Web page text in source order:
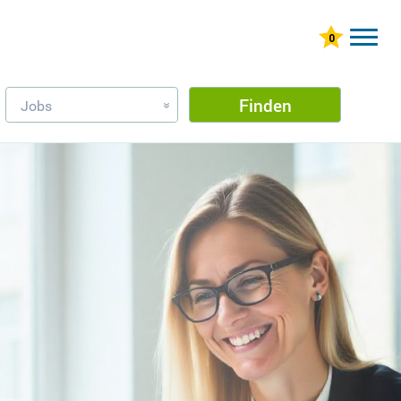
Jobs » Finden